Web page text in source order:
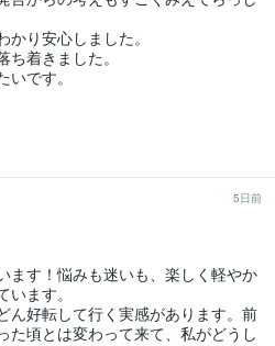
り安心しました。
着きました。
です。
5日前
ます！悩みも迷いも、楽しく軽やか
ます。
ん好転して行く実感があります。前
た頃とは変わって来て、私がどうし